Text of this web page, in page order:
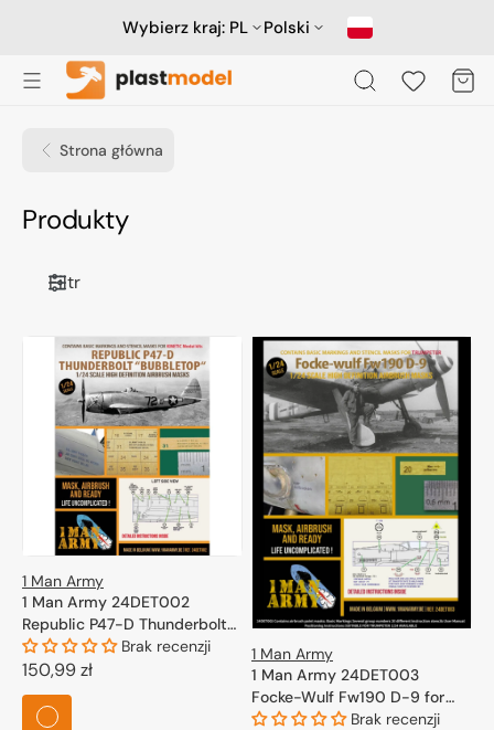
Wybierz kraj: PL Polski
Koszyk
Strona główna
Kolekcja:
Produkty
Filtr
1 Man Army
1 Man Army 24DET002
Republic P47-D Thunderbolt
'Bubbletop' (Kinetic) 1/24
Brak recenzji
Cena
regularna
150,99 zł
1 Man Army
1 Man Army 24DET003
Focke-Wulf Fw190 D-9 for
Trumpeter 1/24Brak recenzji